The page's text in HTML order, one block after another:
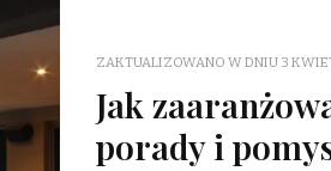
ZAKTUALIZOWANO W DNIU 3
Jak
porady i